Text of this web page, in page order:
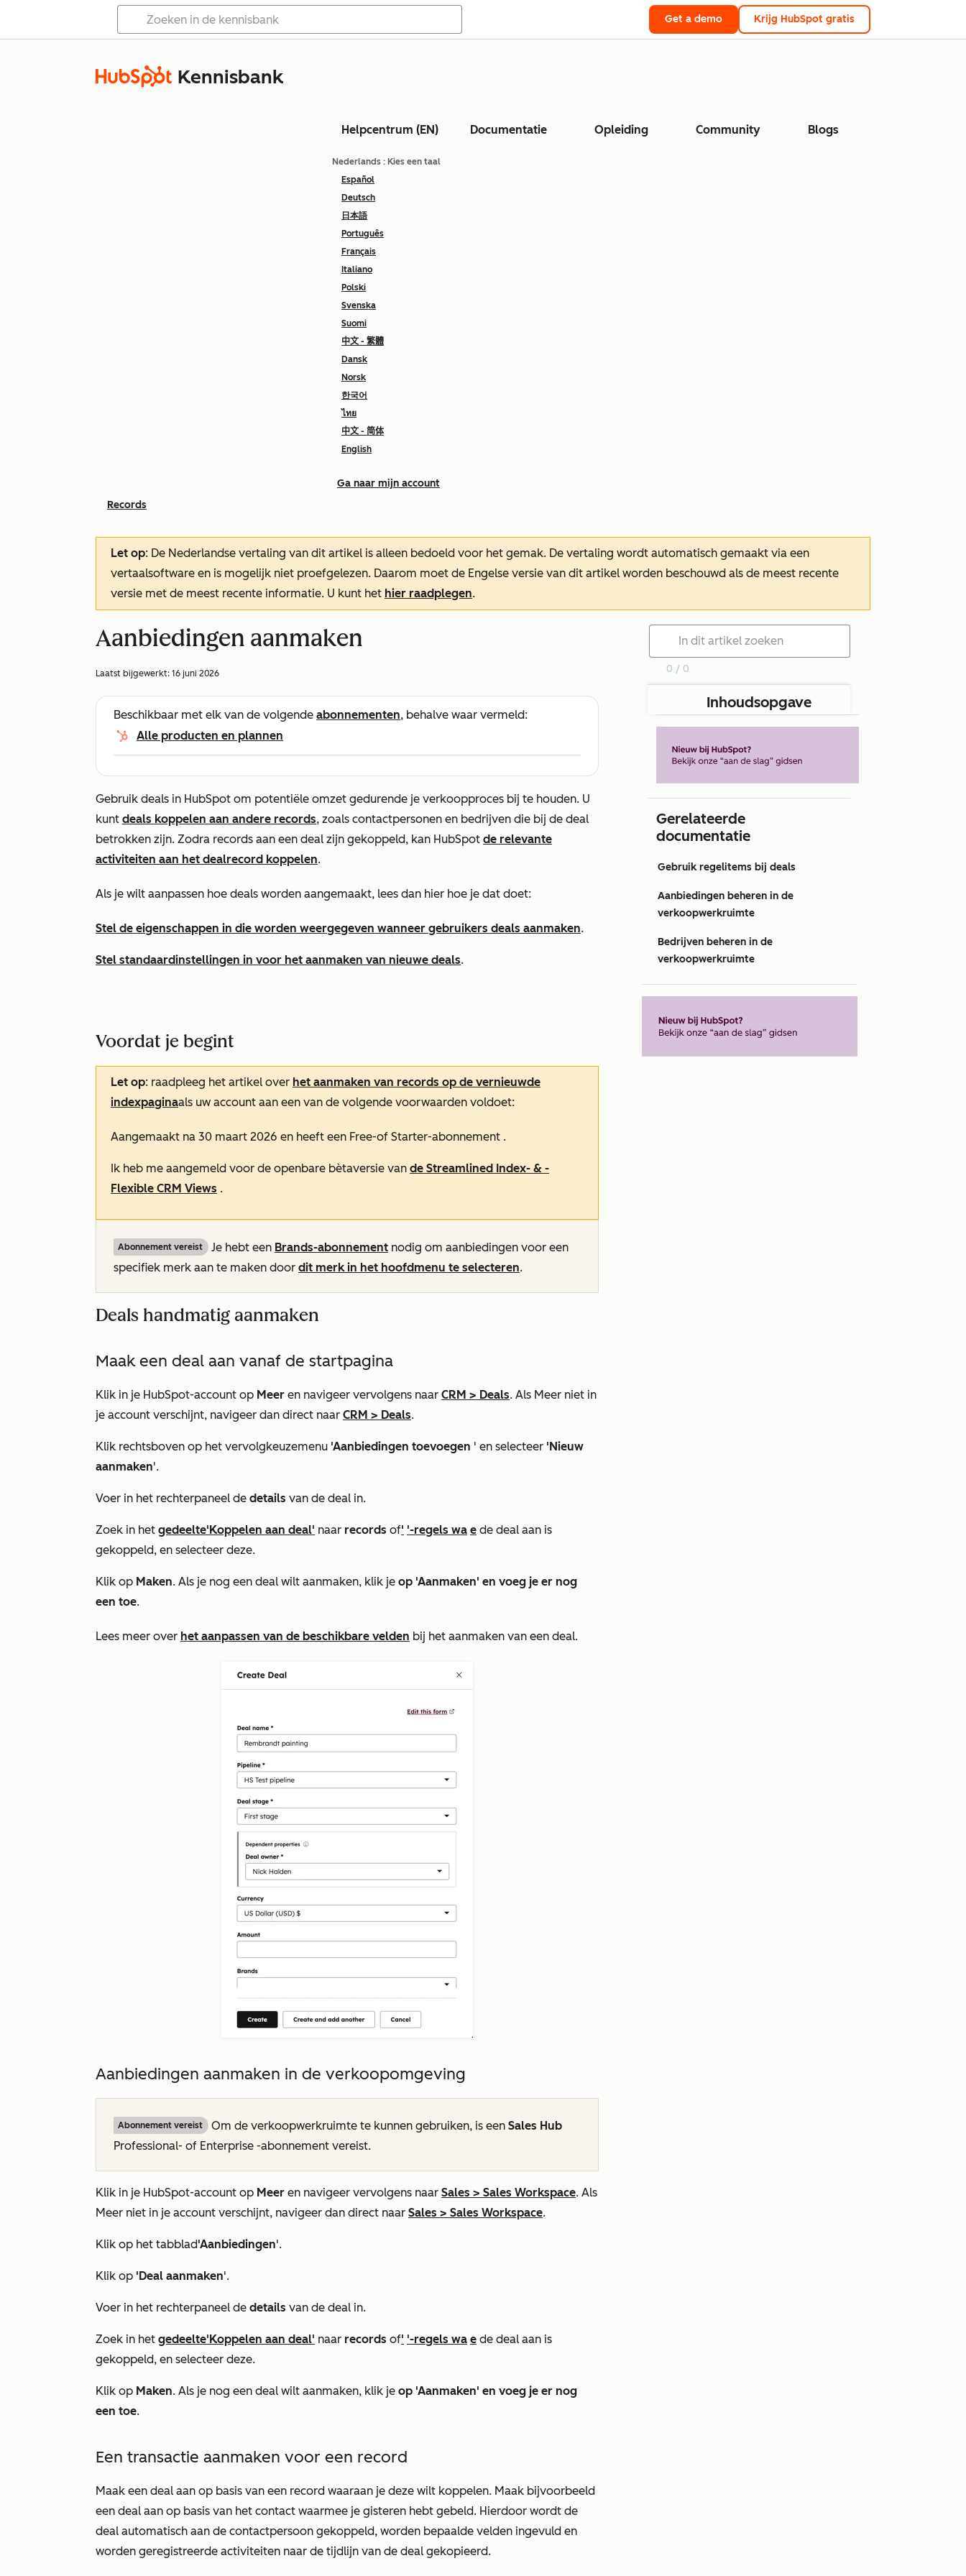
Get a demo Krijg HubSpot gratis
Kennisbank
Helpcentrum (EN) Documentatie Opleiding Community Blogs
Nederlands : Kies een taal
Español
Deutsch
日本語
Português
Français
Italiano
Polski
Svenska
Suomi
中文 - 繁體
Dansk
Norsk
한국어
ไทย
中文 - 简体
English
Ga naar mijn account
Records
Let op: De Nederlandse vertaling van dit artikel is alleen bedoeld voor het gemak. De vertaling wordt automatisch gemaakt via een
vertaalsoftware en is mogelijk niet proefgelezen. Daarom moet de Engelse versie van dit artikel worden beschouwd als de meest recente
versie met de meest recente informatie. U kunt het hier raadplegen.
Aanbiedingen aanmaken
Laatst bijgewerkt: 16 juni 2026
Beschikbaar met elk van de volgende abonnementen, behalve waar vermeld:
Alle producten en plannen
Gebruik deals in HubSpot om potentiële omzet gedurende je verkoopproces bij te houden. U
kunt deals koppelen aan andere records, zoals contactpersonen en bedrijven die bij de deal
betrokken zijn. Zodra records aan een deal zijn gekoppeld, kan HubSpot de relevante
activiteiten aan het dealrecord koppelen.
Als je wilt aanpassen hoe deals worden aangemaakt, lees dan hier hoe je dat doet:
Stel de eigenschappen in die worden weergegeven wanneer gebruikers deals aanmaken.
Stel standaardinstellingen in voor het aanmaken van nieuwe deals.
Voordat je begint
Let op: raadpleeg het artikel over het aanmaken van records op de vernieuwde
indexpaginaals uw account aan een van de volgende voorwaarden voldoet:
Aangemaakt na 30 maart 2026 en heeft een Free-of Starter-abonnement .
Ik heb me aangemeld voor de openbare bètaversie van de Streamlined Index- & -
Flexible CRM Views .
Abonnement vereist Je hebt een Brands-abonnement nodig om aanbiedingen voor een
specifiek merk aan te maken door dit merk in het hoofdmenu te selecteren.
Deals handmatig aanmaken
Maak een deal aan vanaf de startpagina
Klik in je HubSpot-account op Meer en navigeer vervolgens naar CRM > Deals. Als Meer niet in
je account verschijnt, navigeer dan direct naar CRM > Deals.
Klik rechtsboven op het vervolgkeuzemenu 'Aanbiedingen toevoegen ' en selecteer 'Nieuw
aanmaken'.
Voer in het rechterpaneel de details van de deal in.
Zoek in het gedeelte'Koppelen aan deal' naar records of' '-regels wa e de deal aan is
gekoppeld, en selecteer deze.
Klik op Maken. Als je nog een deal wilt aanmaken, klik je op 'Aanmaken' en voeg je er nog
een toe.
Lees meer over het aanpassen van de beschikbare velden bij het aanmaken van een deal.
Aanbiedingen aanmaken in de verkoopomgeving
Abonnement vereist Om de verkoopwerkruimte te kunnen gebruiken, is een Sales Hub
Professional- of Enterprise -abonnement vereist.
Klik in je HubSpot-account op Meer en navigeer vervolgens naar Sales > Sales Workspace. Als
Meer niet in je account verschijnt, navigeer dan direct naar Sales > Sales Workspace.
Klik op het tabblad'Aanbiedingen'.
Klik op 'Deal aanmaken'.
Voer in het rechterpaneel de details van de deal in.
Zoek in het gedeelte'Koppelen aan deal' naar records of' '-regels wa e de deal aan is
gekoppeld, en selecteer deze.
Klik op Maken. Als je nog een deal wilt aanmaken, klik je op 'Aanmaken' en voeg je er nog
een toe.
Een transactie aanmaken voor een record
Maak een deal aan op basis van een record waaraan je deze wilt koppelen. Maak bijvoorbeeld
een deal aan op basis van het contact waarmee je gisteren hebt gebeld. Hierdoor wordt de
deal automatisch aan de contactpersoon gekoppeld, worden bepaalde velden ingevuld en
worden geregistreerde activiteiten naar de tijdlijn van de deal gekopieerd.
0 / 0
Inhoudsopgave
Gerelateerde
documentatie
Gebruik regelitems bij deals
Aanbiedingen beheren in de
verkoopwerkruimte
Bedrijven beheren in de
verkoopwerkruimte